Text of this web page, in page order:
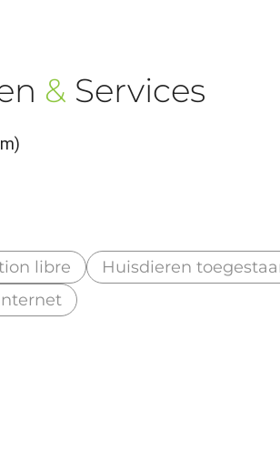
& Services
libre
Huisdieren